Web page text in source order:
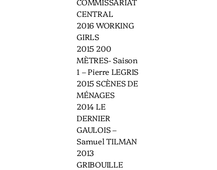
CENTRAL
2016 WORKING
GIRLS
2015 200
MÈTRES- Saison
1 – Pierre LEGRIS
2015 SCÈNES DE
MÉNAGES
2014 LE
DERNIER
GAULOIS –
Samuel TILMAN
2013
GRIBOUILLE